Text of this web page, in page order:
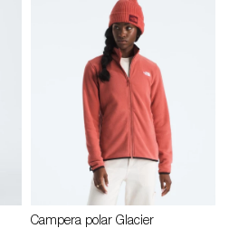
Campera polar Glacier